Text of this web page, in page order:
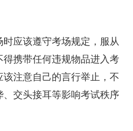
应该遵守考场规定，服从
得携带任何违规物品进入考
注意自己的言行举止，不
交头接耳等影响考试秩序